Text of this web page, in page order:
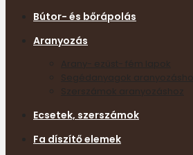
Bútor- és bőrápolás
Aranyozás
Arany- ezüst- fém lapok
Segédanyagok aranyozáshoz
Szerszámok aranyozáshoz
Ecsetek, szerszámok
Fa díszítő elemek